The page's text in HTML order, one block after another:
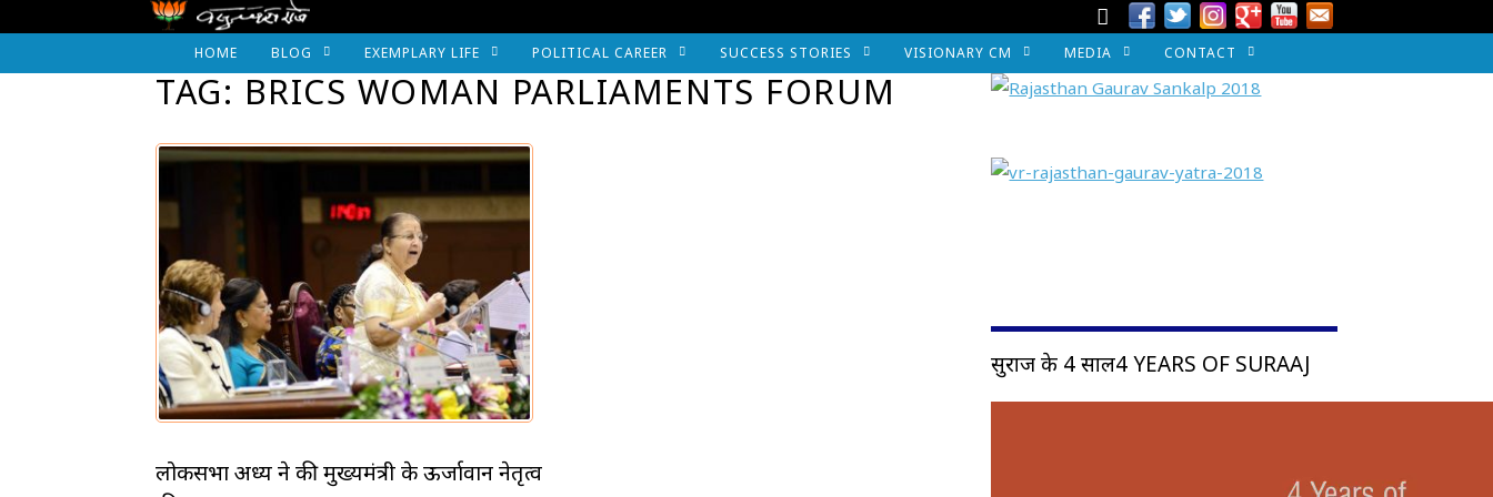
HOME BLOG EXEMPLARY LIFE POLITICAL CAREER SUCCESS STORIES VISIONARY CM MEDIA CONTACT
TAG: BRICS WOMAN PARLIAMENTS FORUM
लोकसभा अध्यक्ष ने की मुख्यमंत्री के ऊर्जावान नेतृत्व
सुराज के 4 साल4 YEARS OF SURAAJ